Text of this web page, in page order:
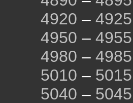
4920 – 4925
4950 – 4955
4980 – 4985
5010 – 5015
5040 – 5045